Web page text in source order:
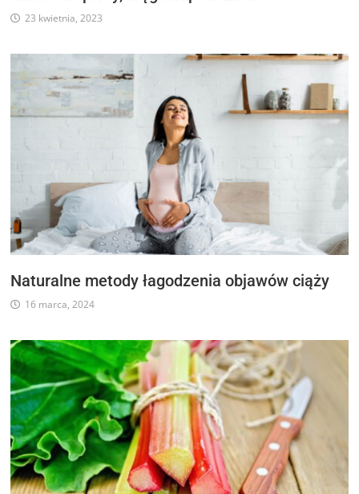
23 kwietnia, 2023
Naturalne metody łagodzenia objawów ciąży
16 marca, 2024